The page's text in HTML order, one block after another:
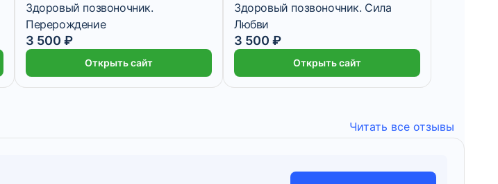
Здоровый позвоночник.
Перерождение
3 500 ₽
Открыть сайт
Здоровый позвоночник. Сила
Любви
3 500 ₽
Открыть сайт
Читать все отзывы